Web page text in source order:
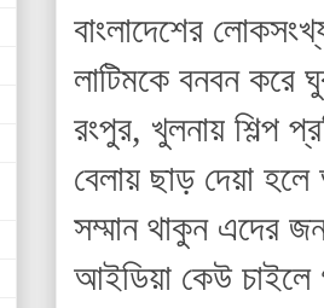
বাংলাদেশের
লাটিমকে বনবন করে
রংপুর, খুলনায় শিল্প
বেলায় ছাড় দেয়া
সম্মান থাকুন এদের
আইডিয়া কেউ চাইলে